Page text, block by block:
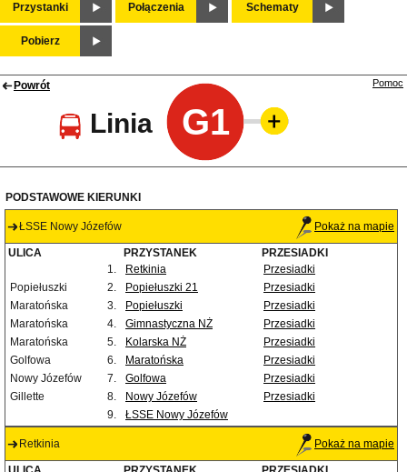
Przystanki Połączenia Schematy
Pobierz
Powrót
Linia G1
Pomoc
PODSTAWOWE KIERUNKI
ŁSSE Nowy Józefów Pokaż na mapie
ULICA PRZYSTANEK
PRZESIADKI
1.
Retkinia
Przesiadki
Popiełuszki
2. Popiełuszki 21
Przesiadki
Maratońska
3. Popiełuszki
Przesiadki
Maratońska
4. Gimnastyczna NŻ
Przesiadki
Maratońska
5. Kolarska NŻ
Przesiadki
Golfowa
6. Maratońska
Przesiadki
Nowy Józefów
7. Golfowa
Przesiadki
Gillette
8. Nowy Józefów
Przesiadki
9.
ŁSSE Nowy Józefów
Retkinia Pokaż na mapie